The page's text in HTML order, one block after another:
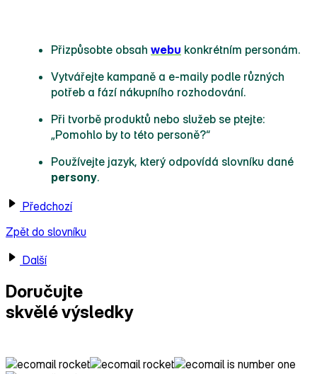
Přizpůsobte obsah webu konkrétním personám.
Vytvářejte kampaně a e‑maily podle různých
potřeb a fází nákupního rozhodování.
Při tvorbě produktů nebo služeb se ptejte:
„Pomohlo by to této personě?“
Používejte jazyk, který odpovídá slovníku dané
persony.
Předchozí
Zpět do slovníku
Další
Doručujte
skvělé výsledky